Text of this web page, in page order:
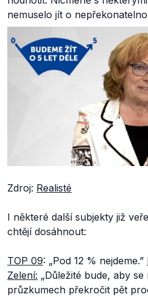
nemuselo jít o
Zdroj: Realisté
I některé další subjekty již
chtějí dosáhnout:
TOP 09: „Pod 12 % nejdeme.”
Zelení: „Důležité bude, aby
průzkumech překročit pět